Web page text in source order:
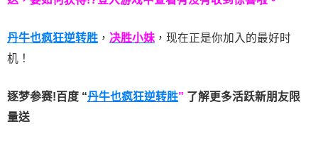
丹牛也疯狂逆转胜 ， 决胜小妹 ，现在正是你加入的最好时
机！
逐梦参赛!百度 “丹牛也疯狂逆转胜” 了解更多活跃新朋友限
量送